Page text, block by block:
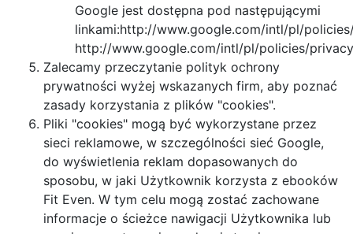
Google jest dostępna pod następującymi
linkami:http://www.google.com/intl/pl/
http://www.google.com/intl/pl/policies/
Zalecamy przeczytanie polityk ochrony
prywatności wyżej wskazanych firm, aby poznać
zasady korzystania z plików "cookies".
Pliki "cookies" mogą być wykorzystane przez
sieci reklamowe, w szczególności sieć Google,
do wyświetlenia reklam dopasowanych do
sposobu, w jaki Użytkownik korzysta z ebooków
Fit Even. W tym celu mogą zostać zachowane
informacje o ścieżce nawigacji Użytkownika lub